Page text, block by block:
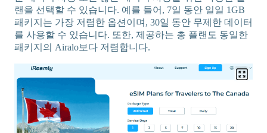
랜을 선택할 수 있습니다. 예를 들어, 7일 동안 일일 1GB
패키지는 가장 저렴한 옵션이며, 30일 동안 무제한 데이터
를 사용할 수 있습니다. 또한, 제공하는 총 플랜도 동일한
패키지의 Airalo보다 저렴합니다.